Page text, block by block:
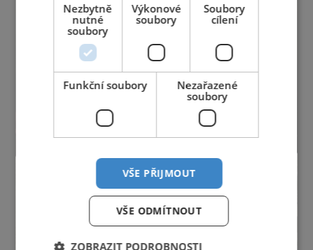
Nezbytně
nutné
soubory
Výkonové
soubory
Soubory
cílení
Funkční soubory
Nezařazené
soubory
VŠE PŘIJMOUT
VŠE ODMÍTNOUT
ZOBRAZIT PODROBNOSTI